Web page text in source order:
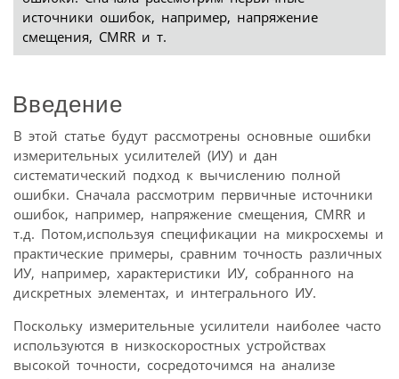
источники ошибок, например, напряжение
смещения, CMRR и т.
Введение
В этой статье будут рассмотрены основные ошибки
измерительных усилителей (ИУ) и дан
систематический подход к вычислению полной
ошибки. Сначала рассмотрим первичные источники
ошибок, например, напряжение смещения, CMRR и
т.д. Потом,используя спецификации на микросхемы и
практические примеры, сравним точность различных
ИУ, например, характеристики ИУ, собранного на
дискретных элементах, и интегрального ИУ.
Поскольку измерительные усилители наиболее часто
используются в низкоскоростных устройствах
высокой точности, сосредоточимся на анализе